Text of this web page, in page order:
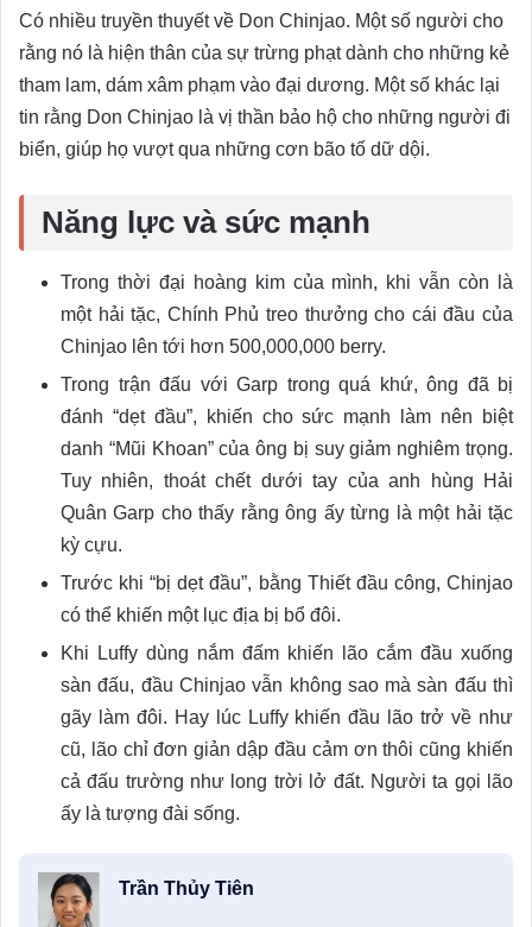
Có nhiều truyền thuyết về Don Chinjao. Một số người cho
rằng nó là hiện thân của sự trừng phạt dành cho những kẻ
tham lam, dám xâm phạm vào đại dương. Một số khác lại
tin rằng Don Chinjao là vị thần bảo hộ cho những người đi
biển, giúp họ vượt qua những cơn bão tố dữ dội.
Năng lực và sức mạnh
Trong thời đại hoàng kim của mình, khi vẫn còn là
một hải tặc, Chính Phủ treo thưởng cho cái đầu của
Chinjao lên tới hơn 500,000,000 berry.
Trong trận đấu với Garp trong quá khứ, ông đã bị
đánh “dẹt đầu”, khiến cho sức mạnh làm nên biệt
danh “Mũi Khoan” của ông bị suy giảm nghiêm trọng.
Tuy nhiên, thoát chết dưới tay của anh hùng Hải
Quân Garp cho thấy rằng ông ấy từng là một hải tặc
kỳ cựu.
Trước khi “bị dẹt đầu”, bằng Thiết đầu công, Chinjao
có thể khiến một lục địa bị bổ đôi.
Khi Luffy dùng nắm đấm khiến lão cắm đầu xuống
sàn đấu, đầu Chinjao vẫn không sao mà sàn đấu thì
gãy làm đôi. Hay lúc Luffy khiến đầu lão trở về như
cũ, lão chỉ đơn giản dập đầu cảm ơn thôi cũng khiến
cả đấu trường như long trời lở đất. Người ta gọi lão
ấy là tượng đài sống.
Trần Thủy Tiên